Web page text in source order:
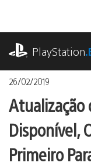
o
conteúdoPlayStation
26/02/2019
Atualização
Disponível,
Primeiro